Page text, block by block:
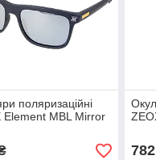
поляризаційні
Element MBL Mirror
782